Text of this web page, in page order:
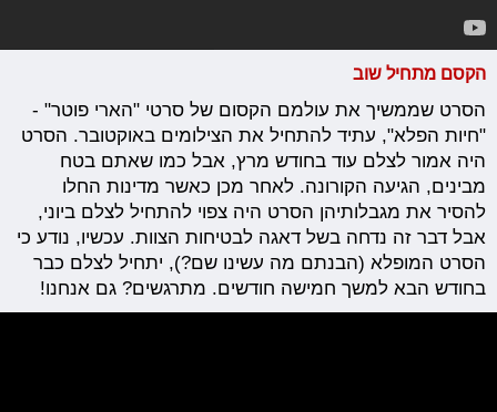
הקסם מתחיל שוב
הסרט שממשיך את עולמם הקסום של סרטי "הארי פוטר" -
"חיות הפלא", עתיד להתחיל את הצילומים באוקטובר. הסרט
היה אמור לצלם עוד בחודש מרץ, אבל כמו שאתם בטח
מבינים, הגיעה הקורונה. לאחר מכן כאשר מדינות החלו
להסיר את מגבלותיהן הסרט היה צפוי להתחיל לצלם ביוני,
אבל דבר זה נדחה בשל דאגה לבטיחות הצוות. עכשיו, נודע כי
הסרט המופלא (הבנתם מה עשינו שם?), יתחיל לצלם כבר
בחודש הבא למשך חמישה חודשים. מתרגשים? גם אנחנו!